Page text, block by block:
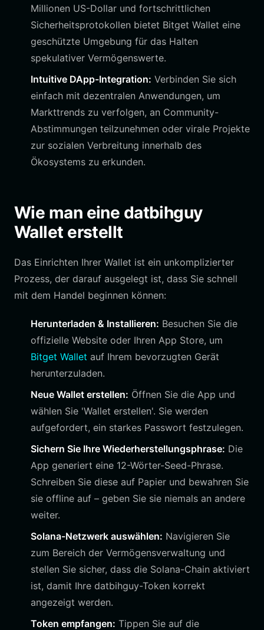
Millionen US-Dollar und fortschrittlichen
Sicherheitsprotokollen bietet Bitget Wallet eine
geschützte Umgebung für das Halten
spekulativer Vermögenswerte.
Intuitive DApp-Integration: Verbinden Sie sich
einfach mit dezentralen Anwendungen, um
Markttrends zu verfolgen, an Community-
Abstimmungen teilzunehmen oder virale Projekte
zur sozialen Verbreitung innerhalb des
Ökosystems zu erkunden.
Wie man eine datbihguy
Wallet erstellt
Das Einrichten Ihrer Wallet ist ein unkomplizierter
Prozess, der darauf ausgelegt ist, dass Sie schnell
mit dem Handel beginnen können:
Herunterladen & Installieren: Besuchen Sie die
offizielle Website oder Ihren App Store, um
Bitget Wallet auf Ihrem bevorzugten Gerät
herunterzuladen.
Neue Wallet erstellen: Öffnen Sie die App und
wählen Sie 'Wallet erstellen'. Sie werden
aufgefordert, ein starkes Passwort festzulegen.
Sichern Sie Ihre Wiederherstellungsphrase: Die
App generiert eine 12-Wörter-Seed-Phrase.
Schreiben Sie diese auf Papier und bewahren Sie
sie offline auf – geben Sie sie niemals an andere
weiter.
Solana-Netzwerk auswählen: Navigieren Sie
zum Bereich der Vermögensverwaltung und
stellen Sie sicher, dass die Solana-Chain aktiviert
ist, damit Ihre datbihguy-Token korrekt
angezeigt werden.
Token empfangen: Tippen Sie auf die